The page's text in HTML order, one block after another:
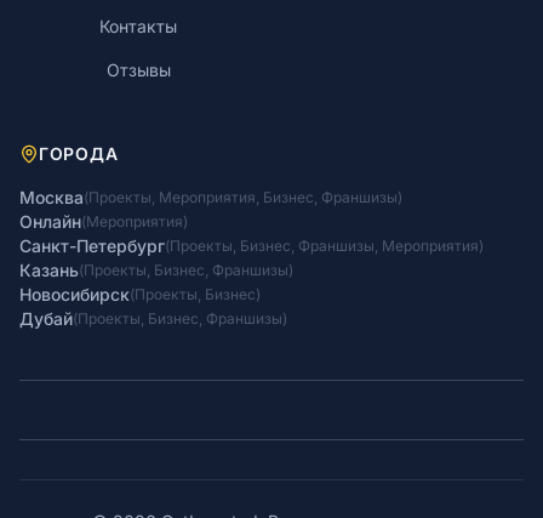
Контакты
Отзывы
ГОРОДА
Москва(Проекты, Мероприятия, Бизнес, Франшизы)
Онлайн(Мероприятия)
Санкт-Петербург(Проекты, Бизнес, Франшизы, Мероприятия)
Казань(Проекты, Бизнес, Франшизы)
Новосибирск(Проекты, Бизнес)
Дубай(Проекты, Бизнес, Франшизы)